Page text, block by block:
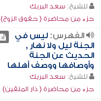
للشيخ: سعد البريك
جزء من محاضرة ( حقوق الزوج)
الفهرس:ليس في
الجنة ليل ولا نهار ,
الحديث عن الجنة
وأوصافها ووصف أهلها
للشيخ: سعد البريك
جزء من محاضرة ( دار المتقين)